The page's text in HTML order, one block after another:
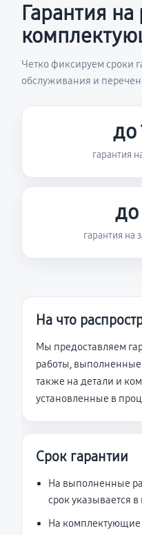
Гарантия
Четко фиксируем сроки
обслуживания и
до
гарантия
гарантия на
На что
Мы предоставляем
работы, выполненные
также на детали и
установленные в
Срок гарантии
На выполненные
срок указывается
На комплектующие